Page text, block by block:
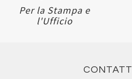
Per la Stampa e
l'Ufficio
CONTATTI